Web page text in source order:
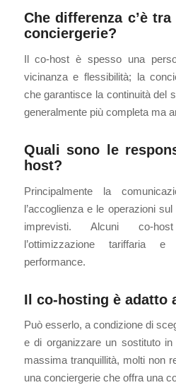
Che differenza c’è
conciergerie?
Il co-host è spesso una
vicinanza e flessibilità; la
che garantisce la continuità del
generalmente più completa ma
Quali sono le
host?
Principalmente la
l’accoglienza e le operazioni
imprevisti. Alcuni co-
l’ottimizzazione tariffaria
performance.
Il co-hosting è adatto
Può esserlo, a condizione di
e di organizzare un sostituto
massima tranquillità, molti non
una conciergerie che offra una